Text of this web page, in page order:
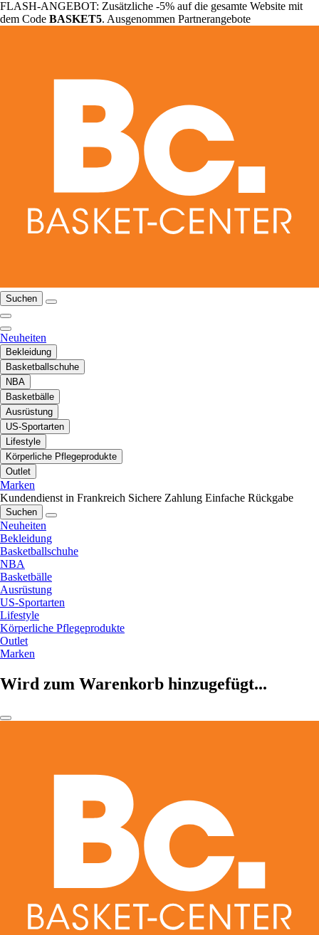
FLASH-ANGEBOT: Zusätzliche -5% auf die gesamte Website mit
dem Code BASKET5. Ausgenommen Partnerangebote
Suchen
Neuheiten
Bekleidung
Basketballschuhe
NBA
Basketbälle
Ausrüstung
US-Sportarten
Lifestyle
Körperliche Pflegeprodukte
Outlet
Marken
Kundendienst in Frankreich Sichere Zahlung Einfache Rückgabe
Suchen
Neuheiten
Bekleidung
Basketballschuhe
NBA
Basketbälle
Ausrüstung
US-Sportarten
Lifestyle
Körperliche Pflegeprodukte
Outlet
Marken
Wird zum Warenkorb hinzugefügt...